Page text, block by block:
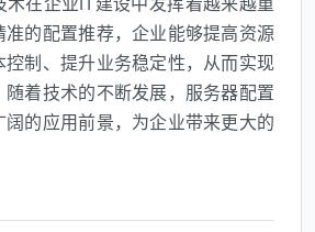
的配置推荐，企业能够提高资源
制、提升业务稳定性，从而实现
着技术的不断发展，服务器配置
的应用前景，为企业带来更大的